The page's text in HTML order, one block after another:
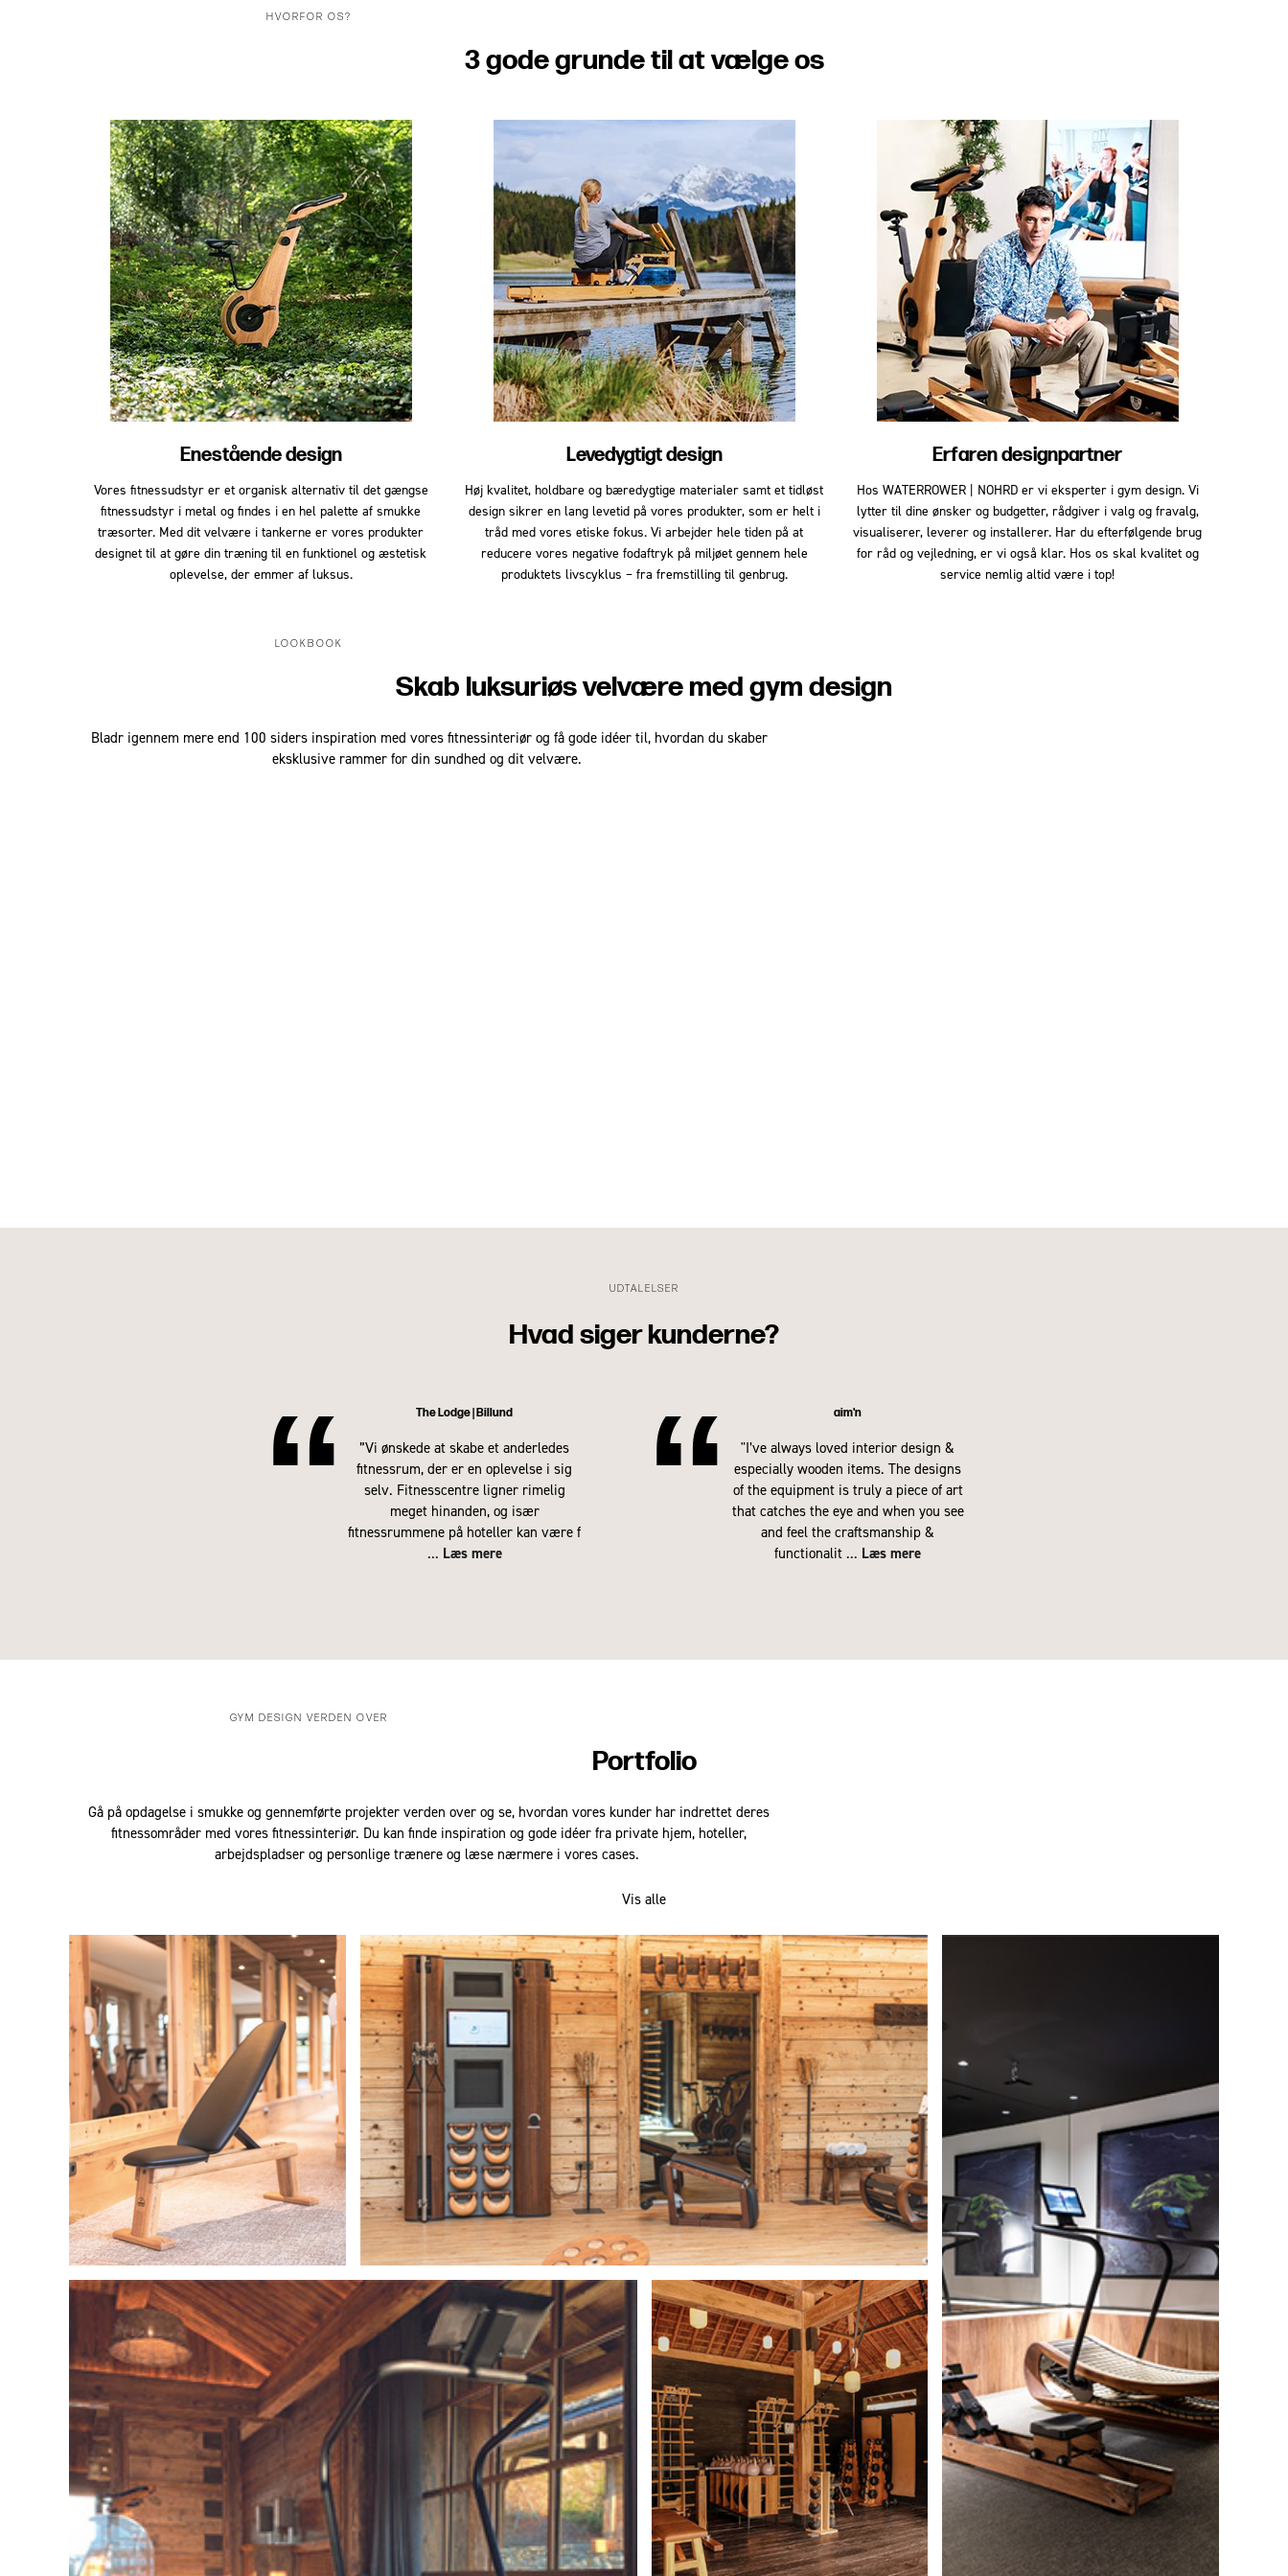
HVORFOR OS?
3 gode grunde til at vælge os
Enestående design
Vores fitnessudstyr er et organisk alternativ til det gængse
fitnessudstyr i metal og findes i en hel palette af smukke
træsorter. Med dit velvære i tankerne er vores produkter
designet til at gøre din træning til en funktionel og æstetisk
oplevelse, der emmer af luksus.
Levedygtigt design
Høj kvalitet, holdbare og bæredygtige materialer samt et tidløst
design sikrer en lang levetid på vores produkter, som er helt i
tråd med vores etiske fokus. Vi arbejder hele tiden på at
reducere vores negative fodaftryk på miljøet gennem hele
produktets livscyklus – fra fremstilling til genbrug.
Erfaren designpartner
Hos WATERROWER | NOHRD er vi eksperter i gym design. Vi
lytter til dine ønsker og budgetter, rådgiver i valg og fravalg,
visualiserer, leverer og installerer. Har du efterfølgende brug
for råd og vejledning, er vi også klar. Hos os skal kvalitet og
service nemlig altid være i top!
LOOKBOOK
Skab luksuriøs velvære med gym design
Bladr igennem mere end 100 siders inspiration med vores fitnessinteriør og få gode idéer til, hvordan du skaber
eksklusive rammer for din sundhed og dit velvære.
UDTALELSER
Hvad siger kunderne?
“ The Lodge | Billund
”Vi ønskede at skabe et anderledes
fitnessrum, der er en oplevelse i sig
selv. Fitnesscentre ligner rimelig
meget hinanden, og især
fitnessrummene på hoteller kan være f
... Læs mere “ aim'n
"I’ve always loved interior design &
especially wooden items. The designs
of the equipment is truly a piece of art
that catches the eye and when you see
and feel the craftsmanship &
functionalit ... Læs mere
GYM DESIGN VERDEN OVER
Portfolio
Gå på opdagelse i smukke og gennemførte projekter verden over og se, hvordan vores kunder har indrettet deres
fitnessområder med vores fitnessinteriør. Du kan finde inspiration og gode idéer fra private hjem, hoteller,
arbejdspladser og personlige trænere og læse nærmere i vores cases.
Vis alle